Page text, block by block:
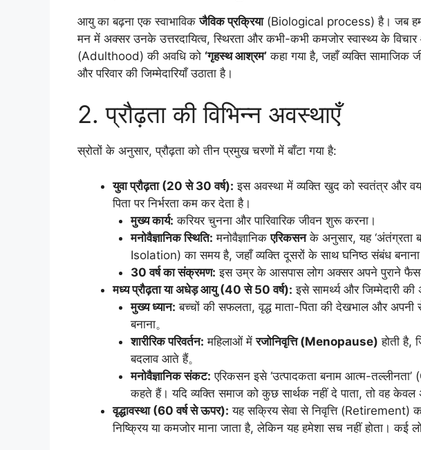
आयु का बढ़ना एक स्वाभाविकजैविक प्रक्रिया(Biological process) है। जब हम
मन में अक्सर उनके उत्तरदायित्व, स्थिरता और कभी-कभी कमजोर स्वास्थ्य के विचार
(Adulthood) की अवधि को ‘गृहस्थ आश्रम’ कहा गया है, जहाँ व्यक्ति सामाजिक
और परिवार की जिम्मेदारियाँ उठाता है।
2. प्रौढ़ता की विभिन्न अवस्थाएँ
स्रोतों के अनुसार, प्रौढ़ता को तीन प्रमुख चरणों में बाँटा गया है:
युवा प्रौढ़ता (20 से 30 वर्ष): इस अवस्था में व्यक्ति खुद को स्वतंत्र और
पिता पर निर्भरता कम कर देता है।
मुख्य कार्य: करियर चुनना और पारिवारिक जीवन शुरू करना।
मनोवैज्ञानिक स्थिति: मनोवैज्ञानिकएरिकसनके अनुसार, यह ‘अंतंग्रता
Isolation) का समय है, जहाँ व्यक्ति दूसरों के साथ घनिष्ठ संबंध बनाना
30 वर्ष का संक्रमण: इस उम्र के आसपास लोग अक्सर अपने पुराने
मध्य प्रौढ़ता या अधेड़ आयु (40 से 50 वर्ष): इसे सामर्थ्य और जिम्मेदारी की
मुख्य ध्यान: बच्चों की सफलता, वृद्ध माता-पिता की देखभाल और अपनी
बनाना。
शारीरिक परिवर्तन: महिलाओं मेंरजोनिवृत्ति (Menopause) होती है,
बदलाव आते हैं。
मनोवैज्ञानिक संकट: एरिकसन इसे ‘उत्पादकता बनाम आत्म-
कहते हैं। यदि व्यक्ति समाज को कुछ सार्थक नहीं दे पाता, तो वह केवल
वृद्धावस्था (60 वर्ष से ऊपर): यह सक्रिय सेवा से निवृत्ति (Retirement)
निष्क्रिय या कमजोर माना जाता है, लेकिन यह हमेशा सच नहीं होता।